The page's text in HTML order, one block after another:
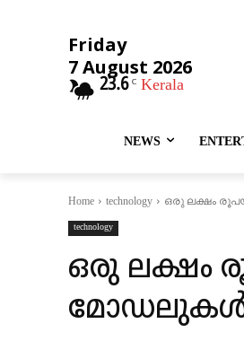
Friday
7 August 2026
23.6 C Kerala
NEWS
Home technology ഒരു ലക്ഷം
technology
ഒരു ലക്ഷം
മോഡലുകള്‍